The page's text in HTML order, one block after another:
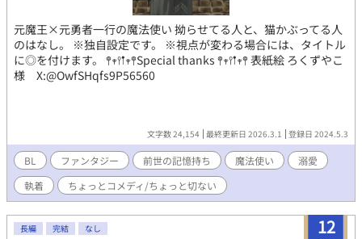
元魔王×元勇者一行の魔法使い 拗らせてる人と、猫かぶってる人
のはなし。 ※独自設定です。 ※視点が変わる場合には、タイトル
に◎を付けます。 𖤣𖥧𖥣𖡡𖥧𖤣Special thanks 𖤣𖥧𖥣𖡡𖥧𖤣 表紙絵 ろくずやこ
様 X:@OwfSHqfs9P56560
文字数 24,154 最終更新日 2026.3.1 登録日 2024.5.3
BL ファンタジー 前世の記憶持ち 魔法使い
溺愛
執着
ちょっとコメディ/ちょっと切ない
12
長編 完結 なし